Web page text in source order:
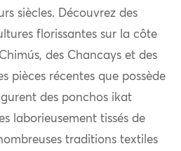
siècles. Découvrez des
florissantes sur la côte
des Chancays et des
pièces récentes que possède
des ponchos ikat
laborieusement tissés de
traditions textiles